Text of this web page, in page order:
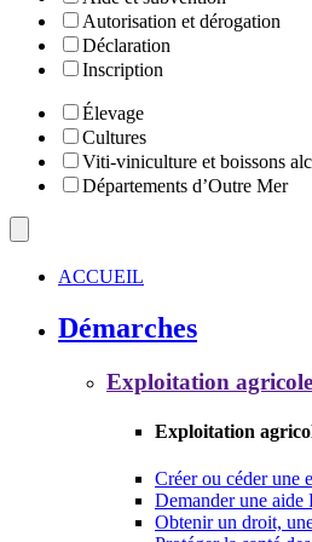
Autorisation et dérogation
Déclaration
Inscription
Élevage
Cultures
Viti-viniculture et boissons
Départements d’Outre Mer
ACCUEIL
Démarches
Exploitation agricole
Exploitation
Créer ou céder une
Demander une
Obtenir un droit,